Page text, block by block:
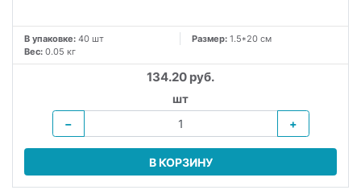
В упаковке: 40 шт Размер: 1.5*20 см
Вес: 0.05 кг
134.20 руб.
шт
−
+
В КОРЗИНУ